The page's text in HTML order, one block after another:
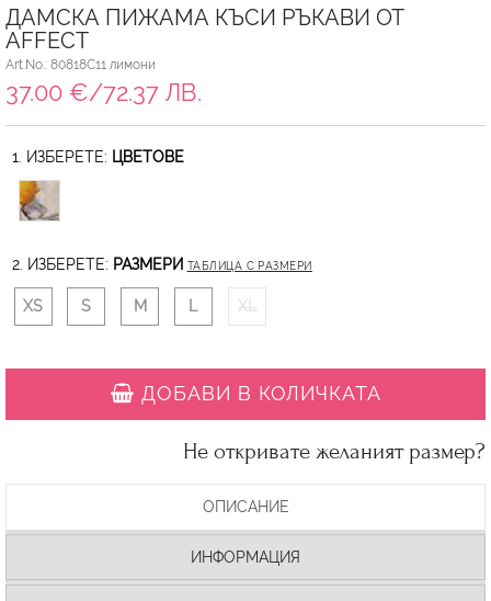
ДАМСКА ПИЖАМА КЪСИ РЪКАВИ ОТ
AFFECT
Art.No.: 80818C11 лимони
37.00 €/72.37 ЛВ.
1. ИЗБЕРЕТЕ: ЦВЕТОВЕ
2. ИЗБЕРЕТЕ: РАЗМЕРИ ТАБЛИЦА С РАЗМЕРИ
XS S M L XL
ДОБАВИ В КОЛИЧКАТА
Не откривате желаният размер?
ОПИСАНИЕ
ИНФОРМАЦИЯ